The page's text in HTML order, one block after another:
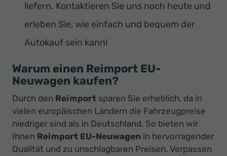
liefern. Kontaktieren Sie uns noch heute und
erleben Sie, wie einfach und bequem der
Autokauf sein kann!
Warum einen Reimport EU-
Neuwagen kaufen?
Durch den Reimport sparen Sie erheblich, da in
vielen europäischen Ländern die Fahrzeugpreise
niedriger sind als in Deutschland. So bieten wir
Ihnen Reimport EU-Neuwagen in hervorragender
Qualität und zu unschlagbaren Preisen. Verpassen